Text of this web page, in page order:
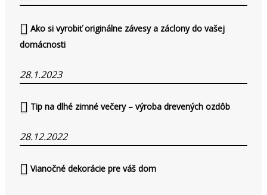
Ako si vyrobiť originálne závesy a záclony do vašej
domácnosti
28.1.2023
Tip na dlhé zimné večery – výroba drevených ozdôb
28.12.2022
Vianočné dekorácie pre váš dom